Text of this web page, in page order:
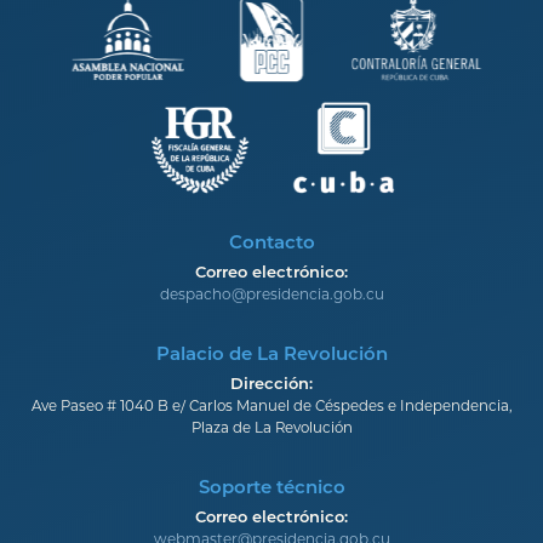
Contacto
Correo electrónico:
despacho@presidencia.gob.cu
Palacio de La Revolución
Dirección:
Ave Paseo # 1040 B e/ Carlos Manuel de Céspedes e Independencia,
Plaza de La Revolución
Soporte técnico
Correo electrónico:
webmaster@presidencia.gob.cu